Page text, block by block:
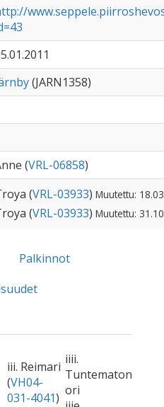
(JARN1358)
(VRL-06858)
(VRL-03933) Muutettu:
(VRL-03933) Muutettu:
Palkinnot
iii. Reimari
(VH04-
031-4041)
iiii.
Tuntematon
ori